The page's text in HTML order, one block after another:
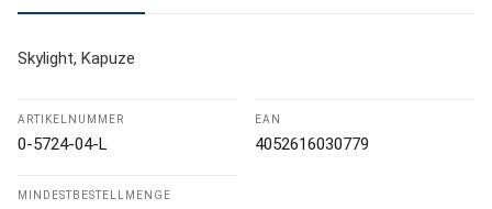
Skylight, Kapuze
ARTIKELNUMMER
0-5724-04-L
EAN
4052616030779
MINDESTBESTELLMENGE